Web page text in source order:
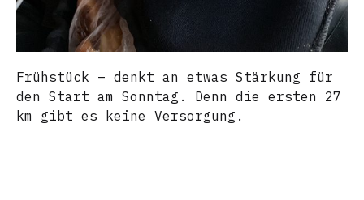
Frühstück – denkt an etwas Stärkung für
den Start am Sonntag. Denn die ersten 27
km gibt es keine Versorgung.